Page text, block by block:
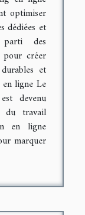
optimiser
dédiées et
des
pour créer
et
ligne Le
devenu
du travail
en ligne
marquer